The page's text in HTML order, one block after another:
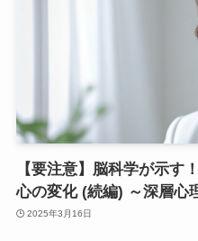
【要注意】脳科学が示す
心の変化 (続編) ～深層心
2025年3月16日